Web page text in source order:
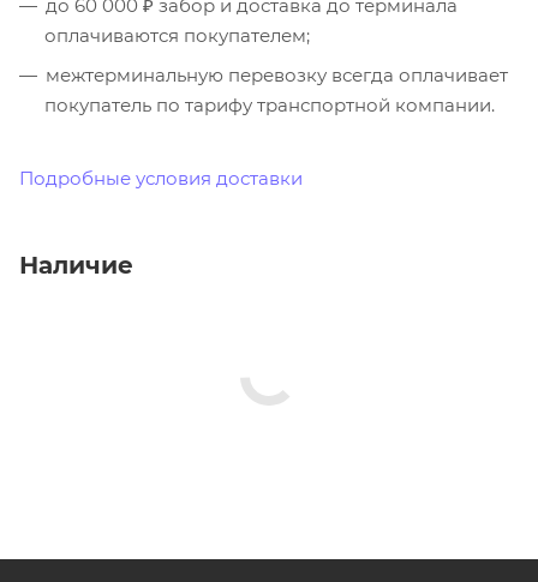
до 60 000 ₽ забор и доставка до терминала
оплачиваются покупателем;
межтерминальную перевозку всегда оплачивает
покупатель по тарифу транспортной компании.
Подробные условия доставки
Наличие